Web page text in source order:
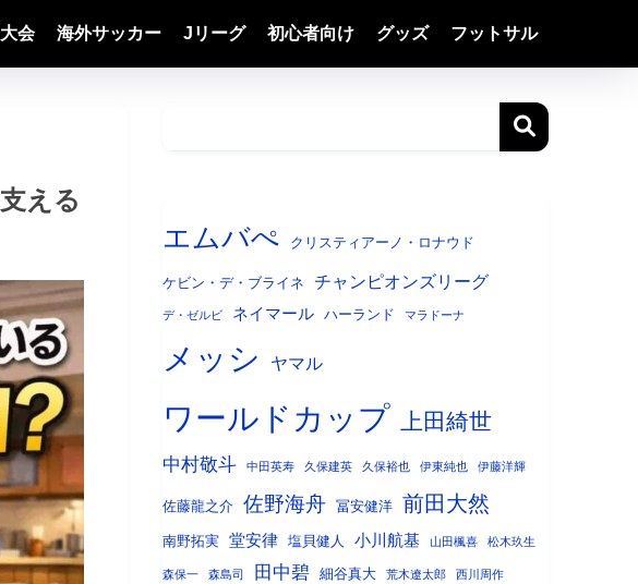
会 海外サッカー Jリーグ 初心者向け グッズ フットサル
える
エムバぺ クリスティアーノ・ロナウド
ケビン・デ・ブライネ チャンピオンズリーグ
デ・ゼルビ ネイマール ハーランド マラドーナ
メッシ ヤマル
ワールドカップ 上田綺世
中村敬斗 中田英寿 久保建英 久保裕也 伊東純也 伊藤洋輝
佐藤龍之介 佐野海舟 冨安健洋 前田大然
南野拓実 堂安律 塩貝健人 小川航基 山田楓喜 松木玖生
森保一 森島司 田中碧 細谷真大 荒木遼太郎 西川周作